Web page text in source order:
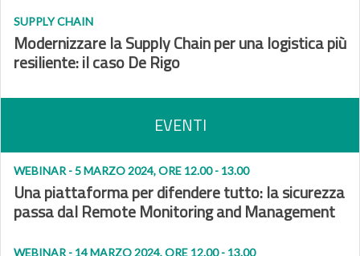
SUPPLY CHAIN
Modernizzare la Supply Chain per una logistica più
resiliente: il caso De Rigo
EVENTI
WEBINAR - 5 MARZO 2024, ORE 12.00 - 13.00
Una piattaforma per difendere tutto: la sicurezza
passa dal Remote Monitoring and Management
WEBINAR - 14 MARZO 2024, ORE 12.00 - 13.00